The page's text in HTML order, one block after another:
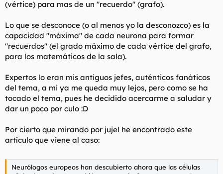
(vértice) para mas de un "recuerdo" (grafo).
Lo que se desconoce (o al menos yo la desconozco) es la
capacidad "máxima" de cada neurona para formar
"recuerdos" (el grado máximo de cada vértice del grafo,
para los matemáticos de la sala).
Expertos lo eran mis antiguos jefes, auténticos fanáticos
del tema, a mi ya me queda muy lejos, pero como se ha
tocado el tema, pues he decidido acercarme a saludar y
dar un poco por culo :D
Por cierto que mirando por jujel he encontrado este
artículo que viene al caso:
Neurólogos europeos han descubierto ahora que las células